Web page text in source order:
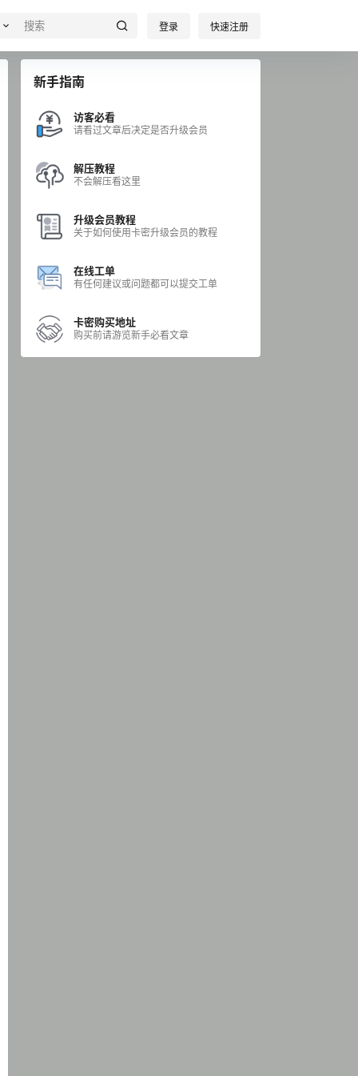
登录 快速注册
新手指南
访客必看
请看过文章后决定是否升级会员
解压教程
不会解压看这里
升级会员教程
关于如何使用卡密升级会员的教程
在线工单
有任何建议或问题都可以提交工单
卡密购买地址
购买前请游览新手必看文章